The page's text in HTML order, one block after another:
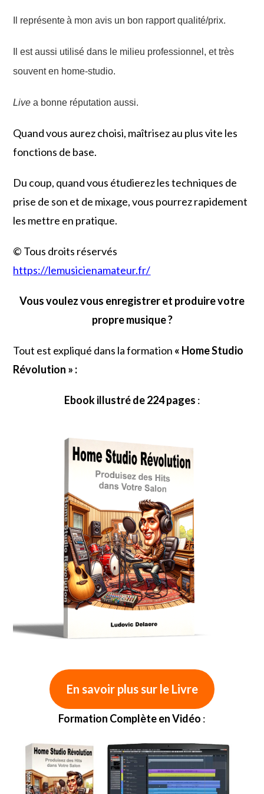
représente à mon avis un bon rapport qualité/prix.
Il est aussi utilisé dans le milieu professionnel, ettrès
souvent en home-studio.
Live a bonne réputation aussi.
Quand vous aurez choisi, maîtrisez au plus vite les
fonctions de base.
Du coup, quand vous étudierez les techniques de
prise de son et de mixage, vous pourrez rapidement
les mettre en pratique.
© Tous droits réservés
https://lemusicienamateur.fr/
Vous voulez vous enregistrer et produire votre
propre musique ?
Tout est expliqué dans la formation « Home Studio
Révolution » :
Ebook illustré de 224 pages :
En savoir plus sur le Livre
Formation Complète en Vidéo :